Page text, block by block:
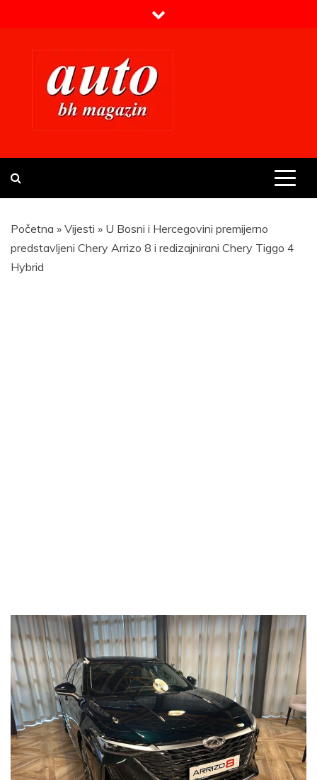
Prvi BH auto magazin
Početna » Vijesti » U Bosni i Hercegovini premijerno
predstavljeni Chery Arrizo 8 i redizajnirani Chery Tiggo 4
Hybrid